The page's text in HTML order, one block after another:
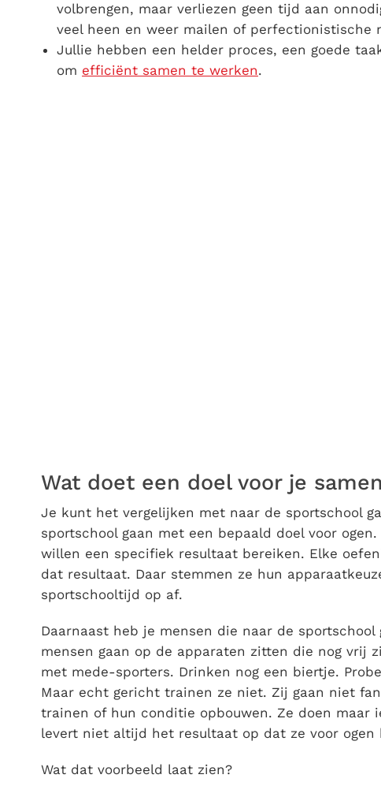
volbrengen, maar verliezen geen tijd aan
veel heen en weer mailen of perfectionistische
Jullie hebben een helder proces, een goede
om efficiënt samen te werken.
Wat doet een doel voor je
Je kunt het vergelijken met naar de sportschool
sportschool gaan met een bepaald doel voor
willen een specifiek resultaat bereiken. Elke
dat resultaat. Daar stemmen ze hun
sportschooltijd op af.
Daarnaast heb je mensen die naar de
mensen gaan op de apparaten zitten die nog vrij
met mede-sporters. Drinken nog een biertje.
Maar echt gericht trainen ze niet. Zij gaan niet
trainen of hun conditie opbouwen. Ze doen maar
levert niet altijd het resultaat op dat ze voor ogen
Wat dat voorbeeld laat zien?